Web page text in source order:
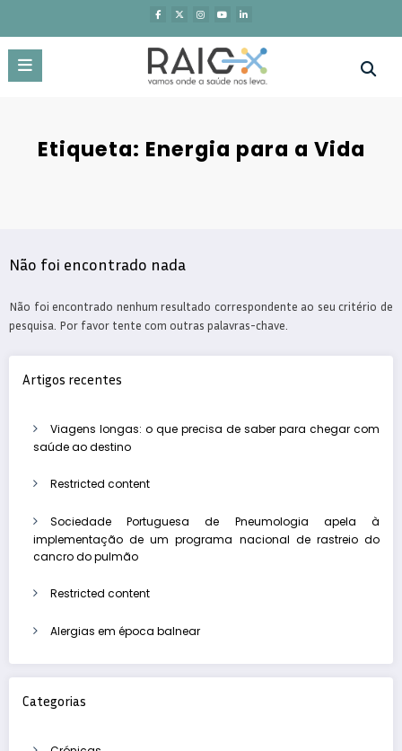
o
conteúdo
Etiqueta: Energia para a Vida
Não foi encontrado nada
Não foi encontrado nenhum resultado correspondente ao seu critério de
pesquisa. Por favor tente com outras palavras-chave.
Artigos recentes
Viagens longas: o que precisa de saber para chegar com
saúde ao destino
Restricted content
Sociedade Portuguesa de Pneumologia apela à
implementação de um programa nacional de rastreio do
cancro do pulmão
Restricted content
Alergias em época balnear
Categorias